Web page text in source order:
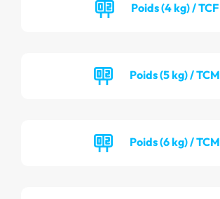
Poids (4 kg) / TCF
Poids (5 kg) / TCM
Poids (6 kg) / TCM